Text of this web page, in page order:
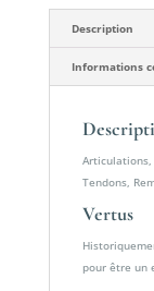
Description
Informations
Tendons,
Vertus
pour être un